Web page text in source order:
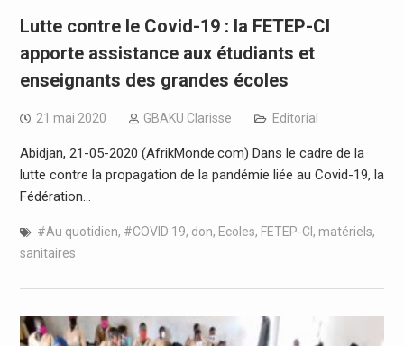
Lutte contre le Covid-19 : la FETEP-CI
apporte assistance aux étudiants et
enseignants des grandes écoles
21 mai 2020 GBAKU Clarisse Editorial
Abidjan, 21-05-2020 (AfrikMonde.com) Dans le cadre de la
lutte contre la propagation de la pandémie liée au Covid-19, la
Fédération…
#Au quotidien, #COVID 19, don, Ecoles, FETEP-CI , matériels,
sanitaires